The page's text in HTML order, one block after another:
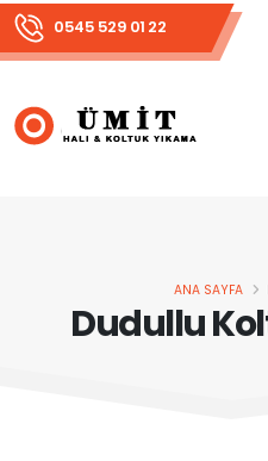
0545 529 01 22
Dudullu
ANA SAYFA